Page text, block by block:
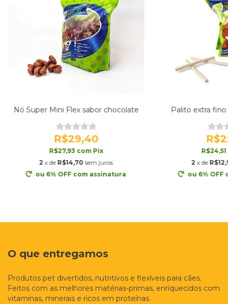
Nó Super Mini Flex sabor chocolate
R$29,40
R$27,93 com Pix
2 x de R$14,70 sem juros
ou 6% OFF com assinatura
Palito extra
R$24,51
2 x de
ou 6% OFF
O que entregamos
Produtos pet divertidos, nutritivos e flexíveis para cães.
Feitos com as melhores matérias-primas, enriquecidos com
vitaminas, minerais e ricos em proteínas.